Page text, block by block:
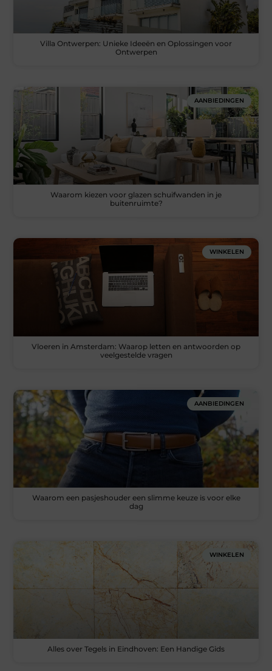
Villa Ontwerpen: Unieke Ideeën en Oplossingen voor
Ontwerpen
AANBIEDINGEN
Waarom kiezen voor glazen schuifwanden in je
buitenruimte?
WINKELEN
Vloeren in Amsterdam: Waarop letten en antwoorden op
veelgestelde vragen
AANBIEDINGEN
Waarom een pasjeshouder een slimme keuze is voor elke
dag
WINKELEN
Alles over Tegels in Eindhoven: Een Handige Gids